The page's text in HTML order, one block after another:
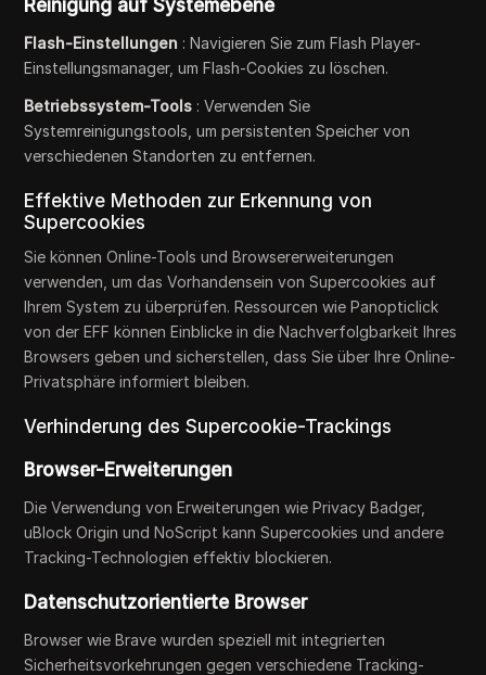
Reinigung auf Systemebene
Flash-Einstellungen : Navigieren Sie zum Flash Player-
Einstellungsmanager, um Flash-Cookies zu löschen.
Betriebssystem-Tools : Verwenden Sie
Systemreinigungstools, um persistenten Speicher von
verschiedenen Standorten zu entfernen.
Effektive Methoden zur Erkennung von
Supercookies
Sie können Online-Tools und Browsererweiterungen
verwenden, um das Vorhandensein von Supercookies auf
Ihrem System zu überprüfen. Ressourcen wie Panopticlick
von der EFF können Einblicke in die Nachverfolgbarkeit Ihres
Browsers geben und sicherstellen, dass Sie über Ihre Online-
Privatsphäre informiert bleiben.
Verhinderung des Supercookie-Trackings
Browser-Erweiterungen
Die Verwendung von Erweiterungen wie Privacy Badger,
uBlock Origin und NoScript kann Supercookies und andere
Tracking-Technologien effektiv blockieren.
Datenschutzorientierte Browser
Browser wie Brave wurden speziell mit integrierten
Sicherheitsvorkehrungen gegen verschiedene Tracking-